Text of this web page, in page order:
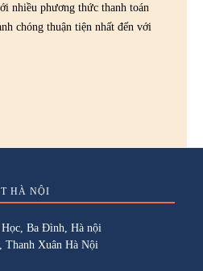
nhiều phương thức thanh toán
chóng thuận tiện nhất đến với
HÀ NỘI
Ba Đình, Hà nội
Thanh Xuân Hà Nội